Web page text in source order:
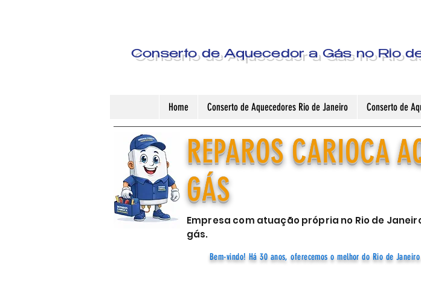
Conserto de Aquecedor a Gás no Rio
Home Conserto de Aquecedores Rio de Janeiro Conserto de
REPAROS CARIOCA
GÁS
Empresa com atuação própria no Rio de
gás.
Bem-vindo! Há 30 anos, oferecemos o melhor do Rio de